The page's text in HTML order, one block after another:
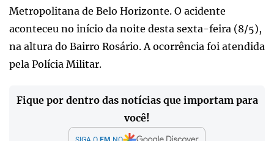
Metropolitana de Belo Horizonte. O acidente
aconteceu no início da noite desta sexta-feira (8/5),
na altura do Bairro Rosário. A ocorrência foi atendida
pela Polícia Militar.
Fique por dentro das notícias que importam para
você!